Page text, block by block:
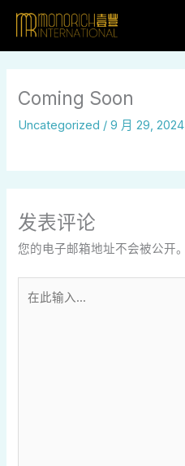
内
Coming Soon
Uncategorized /9 月 29, 2024
发表评论
您的电子邮箱地址不会被公开。